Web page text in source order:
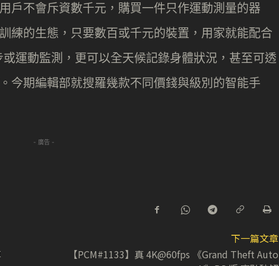
戶不會斥資數千元，購買一件只作運動測量的器
練的生態，只要數百或千元的裝置，用家就能配合
運動監測，更可以全天候記錄身體狀況，甚至可透
今期編輯部就搜羅幾款不同價錢與級別的智能手
- 廣告 -
下一篇文章
【PCM#1133】真 4K@60fps 《Grand Theft Auto